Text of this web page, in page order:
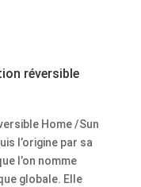
réversible
Home /Sun
l’origine par sa
l’on nomme
globale. Elle